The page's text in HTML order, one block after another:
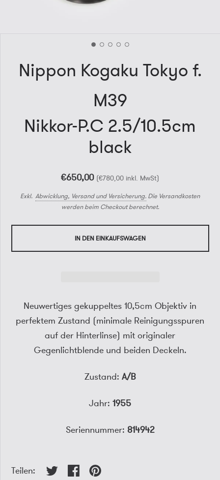
Nippon Kogaku Tokyo f.
M39
Nikkor-P.C 2.5/10.5cm
black
€650,00 (€780,00
Exkl.Abwicklung, Versand und Versicherung. Die Versandkosten
werden beim Checkout berechnet.
IN DEN EINKAUFSWAGEN
Neuwertiges gekuppeltes 10,5cm Objektiv in
perfektem Zustand (minimale Reinigungsspuren
auf der Hinterlinse) mit originaler
Gegenlichtblende und beiden Deckeln.
Zustand: A/B
Jahr:1955
Seriennummer: 814942
Teilen: